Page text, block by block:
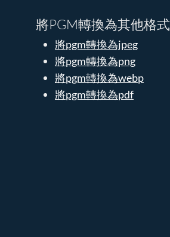
將PGM轉換為其他格式
將pgm轉換為jpeg
將pgm轉換為png
將pgm轉換為webp
將pgm轉換為pdf